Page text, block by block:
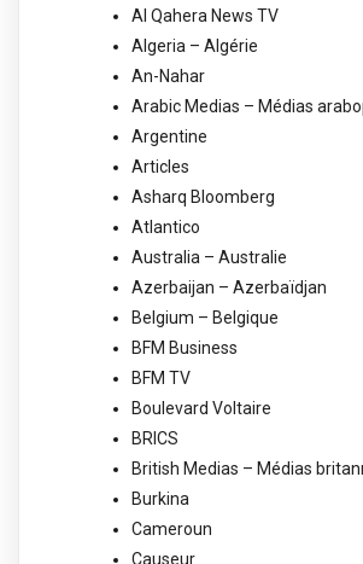
Al Qahera News TV
Algeria – Algérie
An-Nahar
Arabic Medias – Médias
Argentine
Articles
Asharq Bloomberg
Atlantico
Australia – Australie
Azerbaijan – Azerbaïdjan
Belgium – Belgique
BFM Business
BFM TV
Boulevard Voltaire
BRICS
British Medias – Médias
Burkina
Cameroun
Causeur